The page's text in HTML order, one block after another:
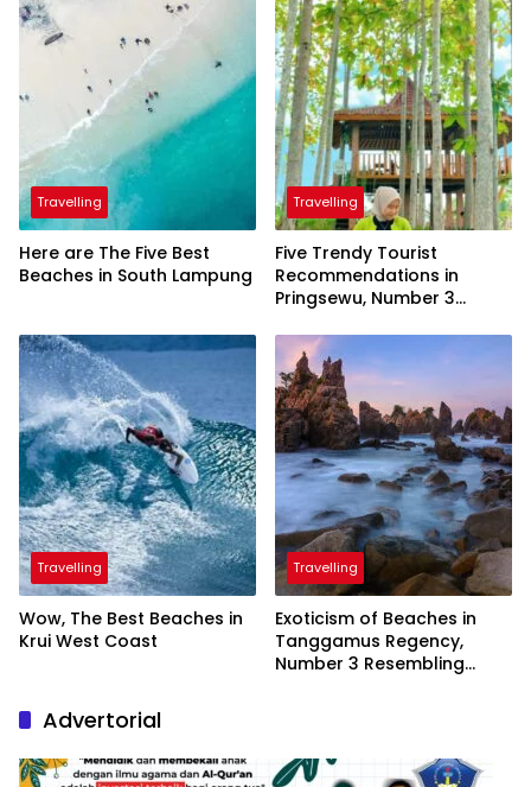
Travelling
Here are The Five Best
Beaches in South Lampung
Travelling
Five Trendy Tourist
Recommendations in
Pringsewu, Number 3
President
Travelling
Wow, The Best Beaches in
Krui West Coast
Travelling
Exoticism of Beaches in
Tanggamus Regency,
Number 3 Resembling
Advertorial